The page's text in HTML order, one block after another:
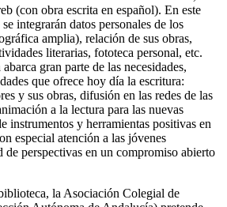
(con obra escrita en español). En este
integrarán datos personales de los
amplia), relación de sus obras,
literarias, fototeca personal, etc.
gran parte de las necesidades,
que ofrece hoy día la escritura:
y sus obras, difusión en las redes de las
a la lectura para las nuevas
instrumentos y herramientas positivas en
especial atención a las jóvenes
de perspectivas en un compromiso abierto
la Asociación Colegial de